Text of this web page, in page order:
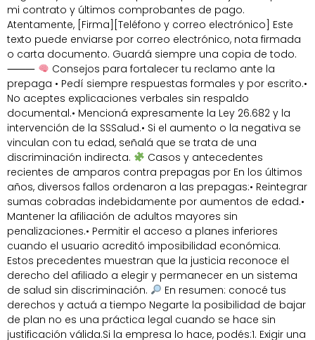
mi contrato y últimos comprobantes de pago.
Atentamente, [Firma][Teléfono y correo electrónico] Este
texto puede enviarse por correo electrónico, nota firmada
o carta documento. Guardá siempre una copia de todo.
⸻
Consejos para fortalecer tu reclamo ante la
prepaga • Pedí siempre respuestas formales y por escrito.•
No aceptes explicaciones verbales sin respaldo
documental.• Mencioná expresamente la Ley 26.682 y la
intervención de la SSSalud.• Si el aumento o la negativa se
vinculan con tu edad, señalá que se trata de una
discriminación indirecta.
Casos y antecedentes
recientes de amparos contra prepagas por En los últimos
años, diversos fallos ordenaron a las prepagas:• Reintegrar
sumas cobradas indebidamente por aumentos de edad.•
Mantener la afiliación de adultos mayores sin
penalizaciones.• Permitir el acceso a planes inferiores
cuando el usuario acreditó imposibilidad económica.
Estos precedentes muestran que la justicia reconoce el
derecho del afiliado a elegir y permanecer en un sistema
de salud sin discriminación.
En resumen: conocé tus
derechos y actuá a tiempo Negarte la posibilidad de bajar
de plan no es una práctica legal cuando se hace sin
justificación válida.Si la empresa lo hace, podés:1. Exigir una